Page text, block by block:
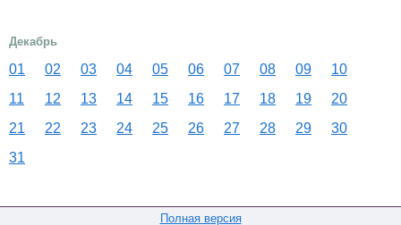
Декабрь
01 02 03 04 05 06 07 08 09
10
11
12 13 14 15 16 17 18 19
20
21
22 23 24 25 26 27 28 29
30
31
Полная версия